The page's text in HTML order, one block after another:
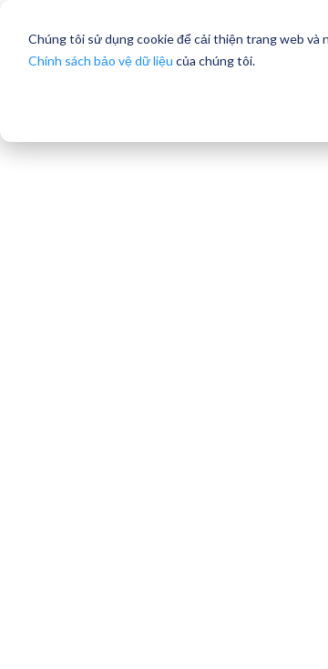
Chúng tôi sử dụng cookie để cải thiện trang web và
Chính sách bảo vệ dữ liệu của chúng tôi.